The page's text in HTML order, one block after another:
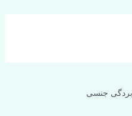
بردگی جنسی